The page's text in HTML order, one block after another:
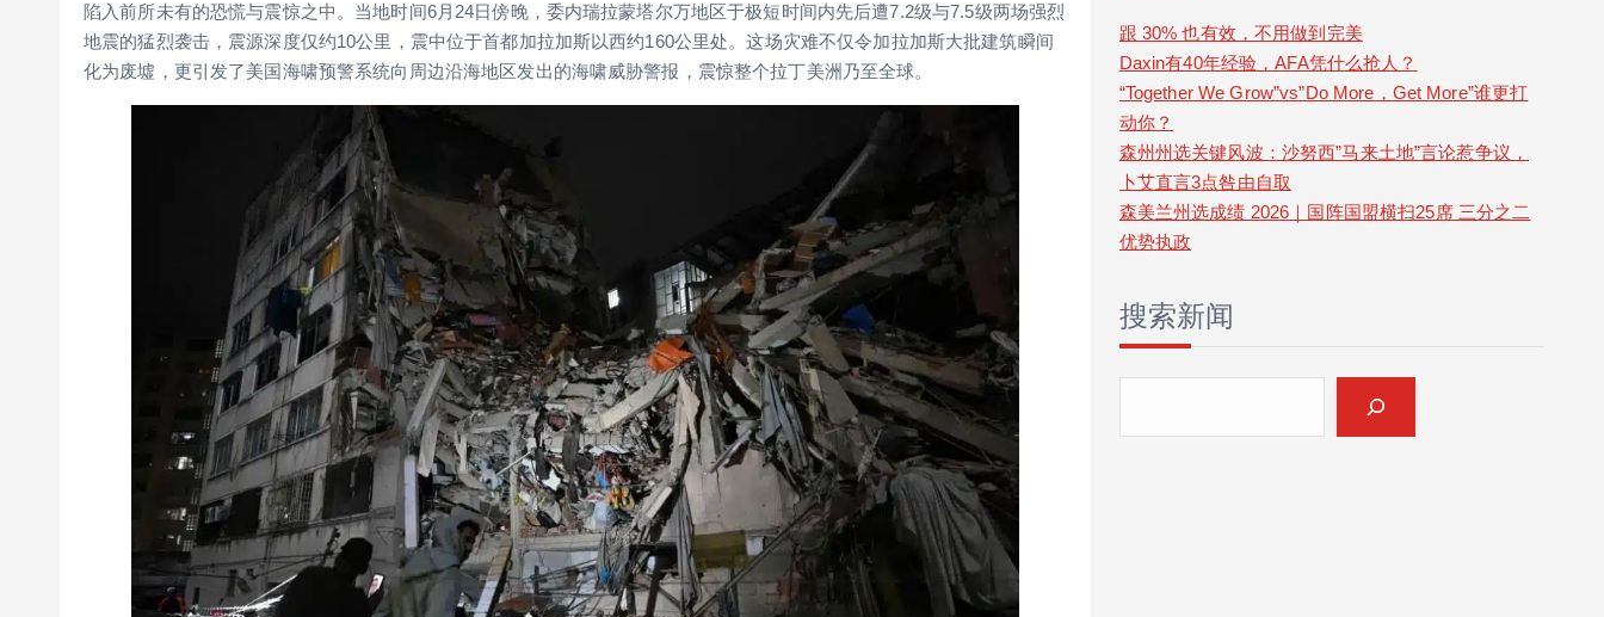
陷入前所未有的恐慌与震惊之中。当地时间6月24日傍晚，委内瑞拉蒙塔尔万地区于极短时间内先后遭7.2级与7.5级两场强烈
地震的猛烈袭击，震源深度仅约10公里，震中位于首都加拉加斯以西约160公里处。这场灾难不仅令加拉加斯大批建筑瞬间
化为废墟，更引发了美国海啸预警系统向周边沿海地区发出的海啸威胁警报，震惊整个拉丁美洲乃至全球。
c
h
跟 30% 也有效，不用做到完美
Daxin有40年经验，AFA凭什么抢人？
“Together We Grow”vs”Do More，Get More”谁更打
动你？
森州州选关键风波：沙努西”马来土地”言论惹争议，
卜艾直言3点咎由自取
森美兰州选成绩 2026｜国阵国盟横扫25席 三分之二
优势执政
搜索新闻